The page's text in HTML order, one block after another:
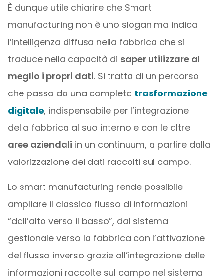
È dunque utile chiarire che Smart
manufacturing non è uno slogan ma indica
l’intelligenza diffusa nella fabbrica che si
traduce nella capacità di saper utilizzare al
meglio i propri dati. Si tratta di un percorso
che passa da una completa trasformazione
digitale, indispensabile per l’integrazione
della fabbrica al suo interno e con le altre
aree aziendali in un continuum, a partire dalla
valorizzazione dei dati raccolti sul campo.
Lo smart manufacturing rende possibile
ampliare il classico flusso di informazioni
“dall’alto verso il basso”, dal sistema
gestionale verso la fabbrica con l’attivazione
del flusso inverso grazie all’integrazione delle
informazioni raccolte sul campo nel sistema